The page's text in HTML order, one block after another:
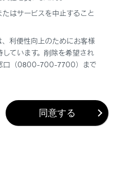
か？
はサービスを中止すること
利便性向上のためにお客様
ています。削除を希望され
口（0800-700-7700）まで
同意する